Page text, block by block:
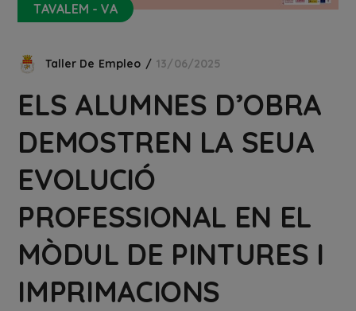
TAVALEM - VA
Taller De Empleo 13/06/2025
ELS ALUMNES D’OBRA
DEMOSTREN LA SEUA
EVOLUCIÓ
PROFESSIONAL EN EL
MÒDUL DE PINTURES I
IMPRIMACIONS